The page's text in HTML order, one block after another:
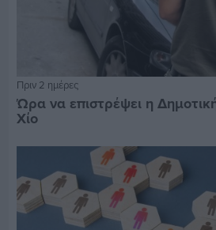
Πριν 2 ημέρες
Ώρα να επιστρέψει η
Χίο